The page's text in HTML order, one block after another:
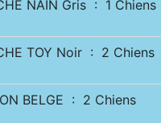
NAIN Gris : 1 Chiens
TOY Noir : 2 Chiens
BELGE : 2 Chiens